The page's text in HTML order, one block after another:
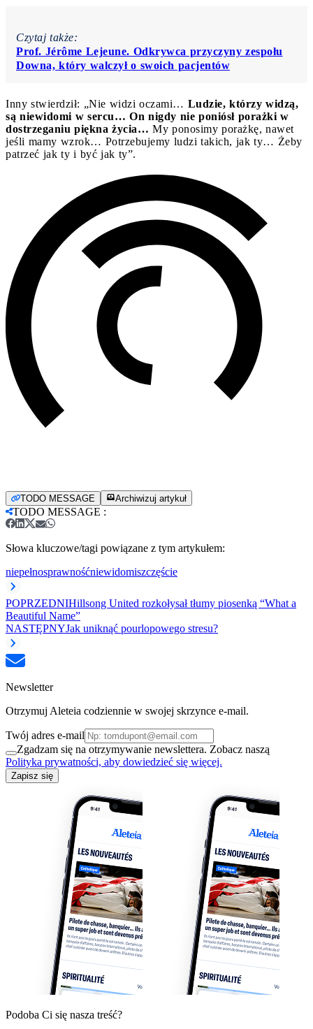
Czytaj także:
Prof. Jérôme Lejeune. Odkrywca przyczyny zespołu
Downa, który walczył o swoich pacjentów
Inny stwierdził: „Nie widzi oczami… Ludzie, którzy widzą,
są niewidomi w sercu… On nigdy nie poniósł porażki w
dostrzeganiu piękna życia… My ponosimy porażkę, nawet
jeśli mamy wzrok… Potrzebujemy ludzi takich, jak ty… Żeby
patrzeć jak ty i być jak ty”.
TODO MESSAGE Archiwizuj artykuł
TODO MESSAGE :
Słowa kluczowe/tagi powiązane z tym artykułem:
niepełnosprawnośćniewidomiszczęście
POPRZEDNIHillsong United rozkołysał tłumy piosenką “What a
Beautiful Name”
NASTĘPNYJak uniknąć pourlopowego stresu?
Newsletter
Otrzymuj Aleteia codziennie w swojej skrzynce e-mail.
Twój adres e-mail
Zgadzam się na otrzymywanie newslettera. Zobacz naszą
Polityka prywatności, aby dowiedzieć się więcej.
Zapisz się
Podoba Ci się nasza treść?